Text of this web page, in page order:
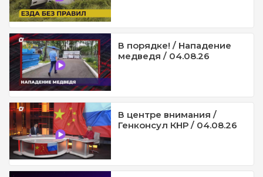
В порядке! / Нападение
медведя / 04.08.26
В центре внимания /
Генконсул КНР / 04.08.26